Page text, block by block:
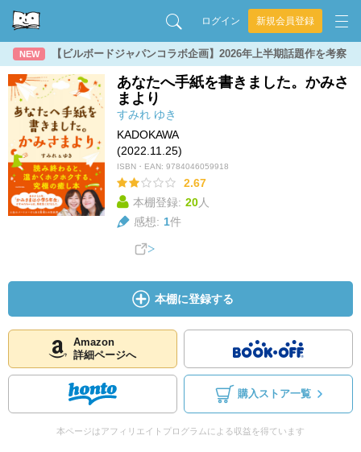
ログイン 新規会員登録
NEW 【ビルボードジャパンコラボ企画】2026年上半期話題作を考察
あなたへ手紙を書きました。かみさ
まより
すみれ ゆき
KADOKAWA
(2022.11.25)
ISBN・EAN: 9784046059918
2.67
本棚登録: 20人
感想: 1件
本棚に登録する
Amazon
詳細ページへ
購入ストア一覧
本ページはアフィリエイトプログラムによる収益を得ています